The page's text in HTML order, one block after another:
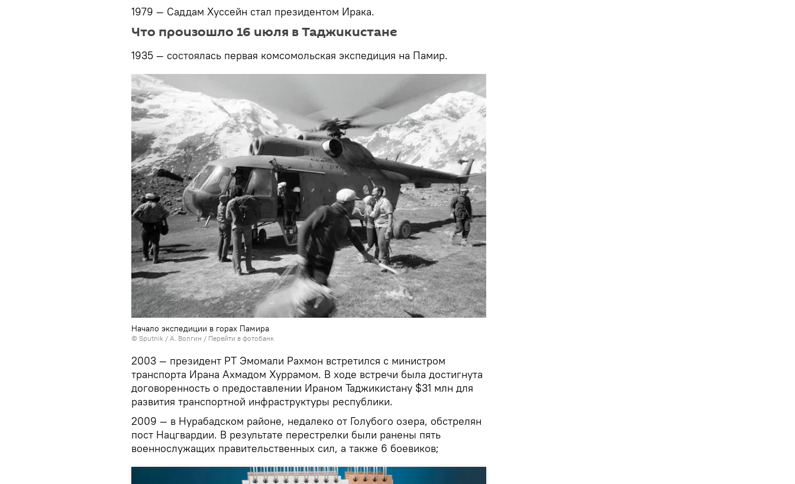
1979 — Саддам Хуссейн стал президентом Ирака.
Что произошло 16 июля в Таджикистане
1935 — состоялась первая комсомольская экспедиция на Памир.
Начало экспедиции в горах Памира
© Sputnik / А. Волгин / Перейти в фотобанк
2003 — президент РТ Эмомали Рахмон встретился с министром
транспорта Ирана Ахмадом Хуррамом. В ходе встречи была достигнута
договоренность о предоставлении Ираном Таджикистану $31 млн для
развития транспортной инфраструктуры республики.
2009 — в Нурабадском районе, недалеко от Голубого озера, обстрелян
пост Нацгвардии. В результате перестрелки были ранены пять
военнослужащих правительственных сил, а также 6 боевиков;